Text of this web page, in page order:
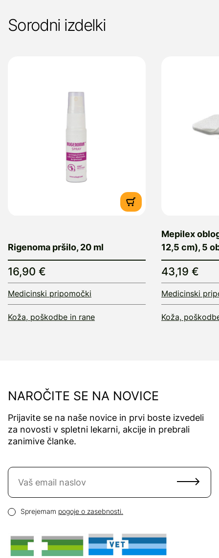
Sorodni izdelki
Rigenoma pršilo, 20 ml
16,90 €
Medicinski pripomočki
Koža, poškodbe in rane
Mepilex
12,5 cm), 5
43,19 €
Medicinski
Koža,
NAROČITE SE NA NOVICE
Prijavite se na naše novice in prvi boste izvedeli
za novosti v spletni lekarni, akcije in prebrali
zanimive članke.
Naročite se na novice
Pogoji zasebnosti
Sprejemam pogoje o zasebnosti.